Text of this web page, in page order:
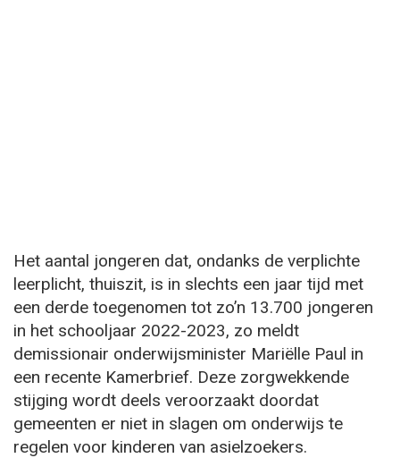
Het aantal jongeren dat, ondanks de verplichte
leerplicht, thuiszit, is in slechts een jaar tijd met
een derde toegenomen tot zo’n 13.700 jongeren
in het schooljaar 2022-2023, zo meldt
demissionair onderwijsminister Mariëlle Paul in
een recente Kamerbrief. Deze zorgwekkende
stijging wordt deels veroorzaakt doordat
gemeenten er niet in slagen om onderwijs te
regelen voor kinderen van asielzoekers.